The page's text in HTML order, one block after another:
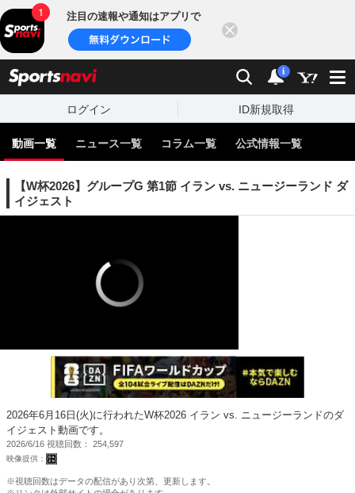
注目の速報や通知はアプリで
検索 通知
i
ログイン ID新規取得
動画一覧 ニュース一覧 コラム一覧 公式情報一覧
【W杯2026】グループG 第1節 イラン vs. ニュージーランド ダ
イジェスト
2026年6月16日(火)に行われたW杯2026 イラン vs. ニュージーランドのダ
イジェスト動画です。
2026/6/16 視聴回数 254,597
※視聴回数はデータの配信があり次第、更新します。